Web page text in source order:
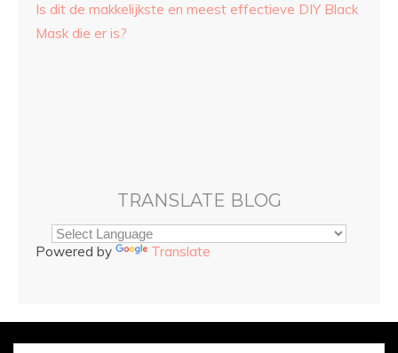
Is dit de makkelijkste en meest effectieve DIY Black
Mask die er is?
TRANSLATE BLOG
Powered by Translate
© CopyrightSarah and Beauty2025. Mogelijk gemaakt door